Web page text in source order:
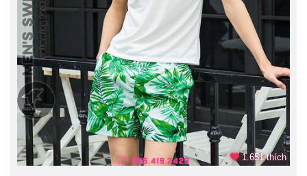
1.651 thích